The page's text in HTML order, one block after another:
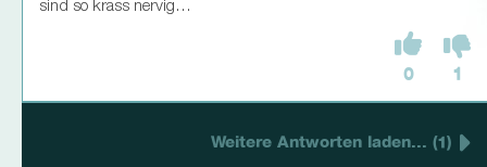
sind so krass nervig…
0 1
Weitere Antworten laden... (1)